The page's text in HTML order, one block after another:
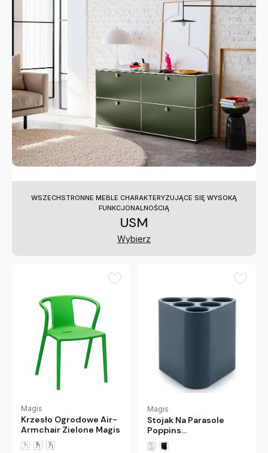
WSZECHSTRONNE MEBLE CHARAKTERYZUJĄCE SIĘ WYSOKĄ
FUNKCJONALNOŚCIĄ
USM
Wybierz
Magis
Krzesło Ogrodowe Air-
Armchair Zielone Magis
Magis
Stojak Na Parasole
Poppins
Ciemnoniebieski Magis